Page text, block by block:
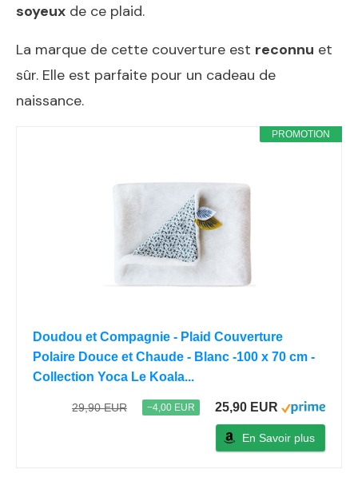
soyeux de ce plaid.
La marque de cette couverture est reconnu et
sûr. Elle est parfaite pour un cadeau de
naissance.
PROMOTION
Doudou et Compagnie - Plaid Couverture
Polaire Douce et Chaude - Blanc -100 x 70 cm -
Collection Yoca Le Koala...
29,90 EUR −4,00 EUR 25,90 EUR
En Savoir plus